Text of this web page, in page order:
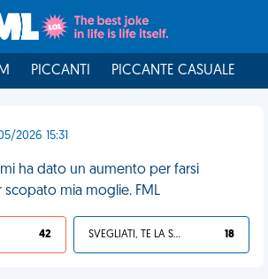
PICCANTI PICCANTE CASUALE
2026 15:31
ha dato un aumento per farsi
mia moglie. FML
42 SVEGLIATI, TE LA SEI CERCATA! 18